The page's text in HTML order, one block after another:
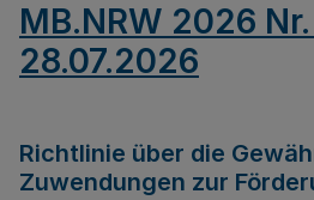
MB.NRW 2026
28.07.2026
Richtlinie über die
Zuwendungen zur